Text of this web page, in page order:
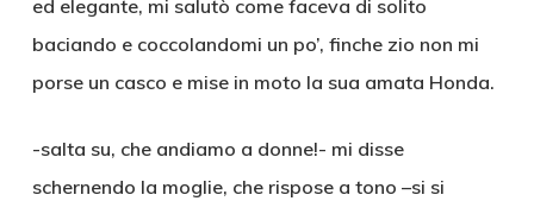
ed elegante, mi salutò come faceva di solito
baciando e coccolandomi un po’, finche zio non mi
porse un casco e mise in moto la sua amata Honda.
-salta su, che andiamo a donne!- mi disse
schernendo la moglie, che rispose a tono –si si